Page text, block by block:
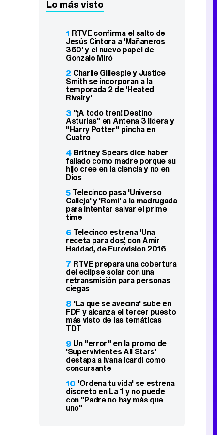
Lo más visto
1 RTVE confirma el salto de
Jesús Cintora a 'Mañaneros
360' y el nuevo papel de
Gonzalo Miró
2 Charlie Gillespie y Justice
Smith se incorporan a la
temporada 2 de 'Heated
Rivalry'
3 "¡A todo tren! Destino
Asturias" en Antena 3 lidera y
"Harry Potter" pincha en
Cuatro
4 Britney Spears dice haber
fallado como madre porque su
hijo cree en la ciencia y no en
Dios
5 Telecinco pasa 'Universo
Calleja' y 'Romi' a la madrugada
para intentar salvar el prime
time
6 Telecinco estrena 'Una
receta para dos', con Amir
Haddad, de Eurovisión 2016
7 RTVE prepara una cobertura
del eclipse solar con una
retransmisión para personas
ciegas
8 'La que se avecina' sube en
FDF y alcanza el tercer puesto
más visto de las temáticas
TDT
9 Un "error" en la promo de
'Supervivientes All Stars'
destapa a Ivana Icardi como
concursante
10 'Ordena tu vida' se estrena
discreto en La 1 y no puede
con "Padre no hay más que
uno"